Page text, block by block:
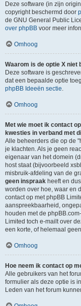
Deze software (in zijn
copyright beschermd door
de GNU General Public
over phpBB voor meer
Omhoog
Waarom is de optie X niet
Deze software is
dat een bepaalde optie
phpBB Ideeën sectie.
Omhoog
Met wie moet ik contact
kwesties in verband met
Alle beheerders die op de
je klachten. Als je geen
eigenaar van het domein
host staat (bijvoorbeeld
misbruik-afdeling van de
geen inspraak heeft en
worden over hoe, waar en
contact op met phpBB
aanspreekbaarheid,
houden met de
Limited toch e-mailt over
een korte, of helemaal
Omhoog
Hoe neem ik contact op
Alle gebruikers van het
formulier als deze optie is
Leden van het forum